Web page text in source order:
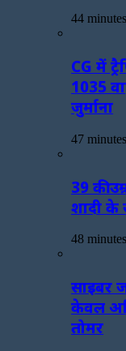
44
CG में
1035
जुर्माना
47
39 की
शादी के
48
साइबर
केवल
तोमर